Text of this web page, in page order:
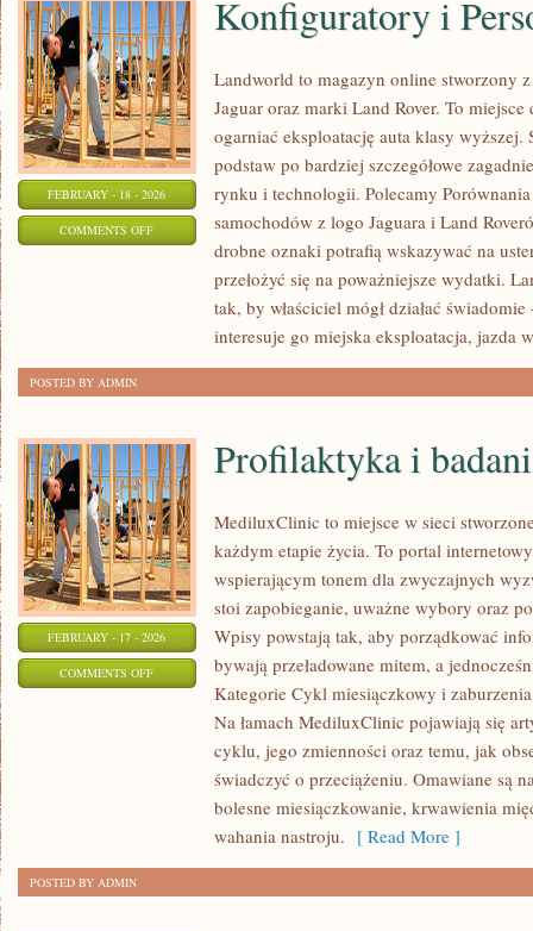
FEBRUARY - 18 - 2026
COMMENTS OFFON
KONFIGURATORY
PERSONALIZACJA
Konfiguratory i
Landworld to magazyn online stworzony
Jaguar oraz marki Land Rover. To
ogarniać eksploatację auta klasy
podstaw po bardziej szczegółowe
rynku i technologii. Polecamy
samochodów z logo Jaguara i Land
drobne oznaki potrafią wskazywać na
przełożyć się na poważniejsze wydatki.
tak, by właściciel mógł działać
interesuje go miejska eksploatacja, jazda
POSTED BY ADMIN
FEBRUARY - 17 - 2026
COMMENTS OFFON
PROFILAKTYKA
KONTROLNE
Profilaktyka i
MediluxClinic to miejsce w sieci
każdym etapie życia. To portal
wspierającym tonem dla zwyczajnych
stoi zapobieganie, uważne wybory oraz
Wpisy powstają tak, aby porządkować
bywają przeładowane mitem, a
Kategorie Cykl miesiączkowy i
Na łamach MediluxClinic pojawiają się
cyklu, jego zmienności oraz temu, jak
świadczyć o przeciążeniu. Omawiane są
bolesne miesiączkowanie, krwawienia
wahania nastroju. [ Read More ]
POSTED BY ADMIN